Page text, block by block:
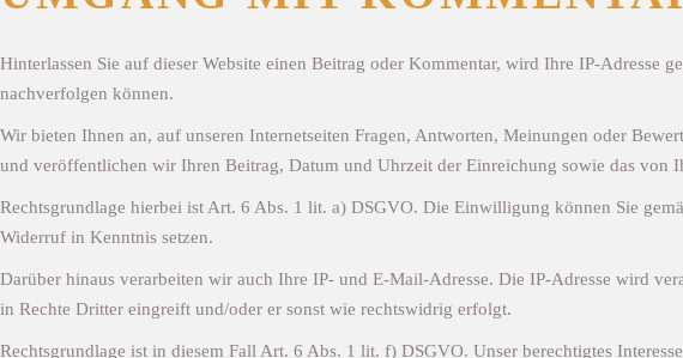
Hinterlassen Sie auf dieser Website einen Beitrag oder Kommentar, wird Ihre IP-Adresse
nachverfolgen können.
Wir bieten Ihnen an, auf unseren Internetseiten Fragen, Antworten, Meinungen oder
und veröffentlichen wir Ihren Beitrag, Datum und Uhrzeit der Einreichung sowie das von
Rechtsgrundlage hierbei ist Art. 6 Abs. 1 lit. a) DSGVO. Die Einwilligung können Sie
Widerruf in Kenntnis setzen.
Darüber hinaus verarbeiten wir auch Ihre IP- und E-Mail-Adresse. Die IP-Adresse wird
in Rechte Dritter eingreift und/oder er sonst wie rechtswidrig erfolgt.
Rechtsgrundlage ist in diesem Fall Art. 6 Abs. 1 lit. f) DSGVO. Unser berechtigtes